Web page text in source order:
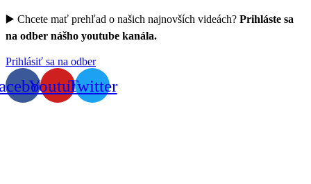
▶️ Chcete mať prehľad o našich najnovších videách? Prihláste sa
na odber nášho youtube kanála.
Prihlásiť sa na odber
YoutubeTwitter